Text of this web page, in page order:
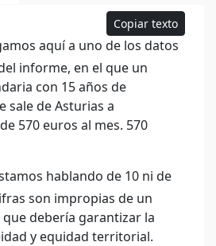
Copiar texto
aquí a uno de los datos
informe, en el que un
con 15 años de
sale de Asturias a
570 euros al mes. 570
hablando de 10 ni de
son impropias de un
debería garantizar la
y equidad territorial.